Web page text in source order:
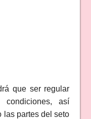
que ser regular
condiciones, así
las partes del seto